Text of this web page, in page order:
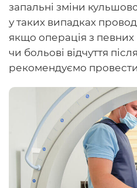
запальні зміни
у таких випадках
якщо операція з
чи больові відчуття
рекомендуємо